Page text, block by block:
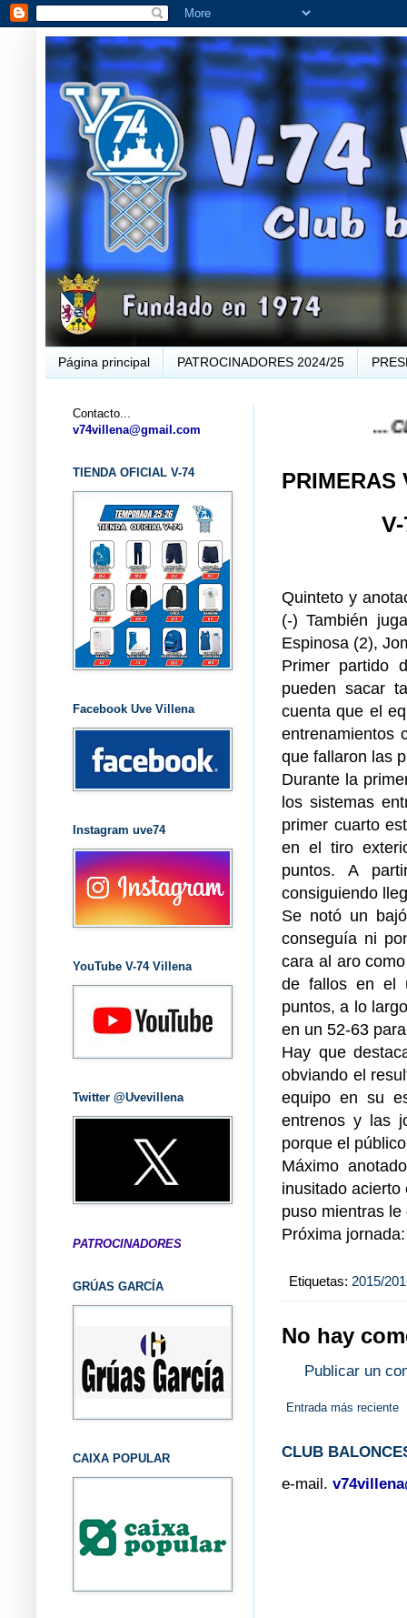
Página principal PATROCINADORES 2024/25
... CLUB
PRIMERAS
Quinteto y
(-) También
Espinosa (2),
Primer partido
pueden sacar
cuenta que el
entrenamientos
que fallaron las
Durante la
los sistemas
primer cuarto
en el tiro
puntos. A
consiguiendo
Se notó un
conseguía ni
cara al aro
de fallos en el
puntos, a lo
en un 52-63
Hay que
obviando el
equipo en su
entrenos y las
porque el
Máximo
inusitado
puso mientras
Próxima
Etiquetas: 2015/
No hay
Publicar un
Entrada más reciente
CLUB
e-mail.
Contacto...
v74villena@gmail.com
TIENDA OFICIAL V-74
Facebook Uve Villena
Instagram uve74
YouTube V-74 Villena
Twitter @Uvevillena
PATROCINADORES
GRÚAS GARCÍA
CAIXA POPULAR